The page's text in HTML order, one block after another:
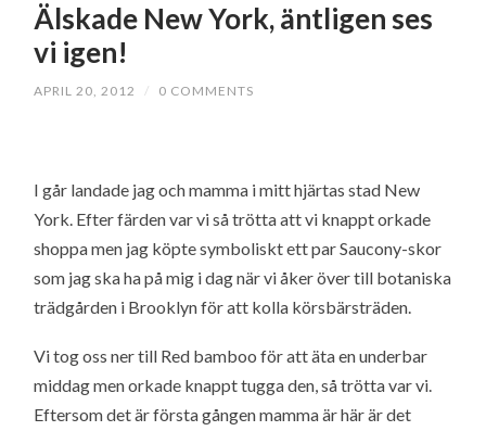
Älskade New York, äntligen ses
vi igen!
APRIL 20, 2012 / 0 COMMENTS
I går landade jag och mamma i mitt hjärtas stad New
York. Efter färden var vi så trötta att vi knappt orkade
shoppa men jag köpte symboliskt ett par Saucony-skor
som jag ska ha på mig i dag när vi åker över till botaniska
trädgården i Brooklyn för att kolla körsbärsträden.
Vi tog oss ner till Red bamboo för att äta en underbar
middag men orkade knappt tugga den, så trötta var vi.
Eftersom det är första gången mamma är här är det